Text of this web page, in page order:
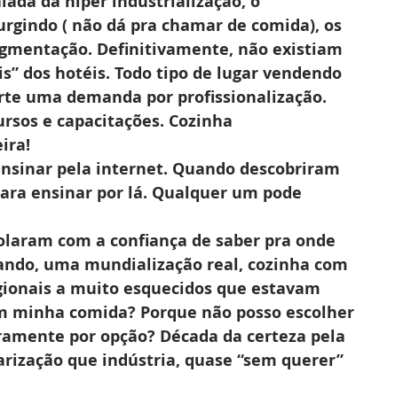
( não dá pra chamar de comida), os
Definitivamente, não existiam
dos hotéis. Todo tipo de lugar vendendo
uma demanda por profissionalização.
e capacitações. Cozinha
pela internet. Quando descobriram
ensinar por lá. Qualquer um pode
com a confiança de saber pra onde
uma mundialização real, cozinha com
a muito esquecidos que estavam
comida? Porque não posso escolher
por opção? Década da certeza pela
que indústria, quase “sem querer”